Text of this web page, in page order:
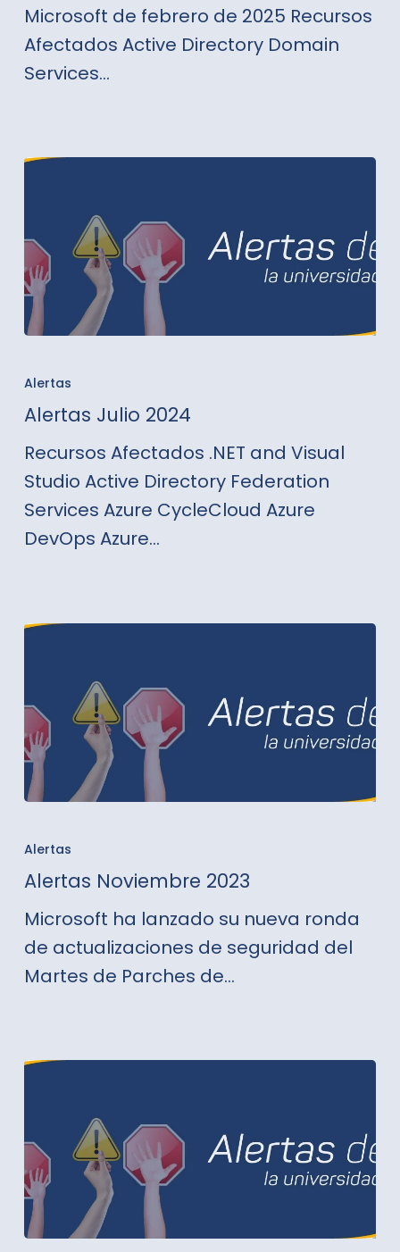
Microsoft de febrero de 2025 Recursos
Afectados Active Directory Domain
Services…
Julio
2024
Alertas
Alertas Julio 2024
Recursos Afectados .NET and Visual
Studio Active Directory Federation
Services Azure CycleCloud Azure
DevOps Azure…
Noviembre
2023
Alertas
Alertas Noviembre 2023
Microsoft ha lanzado su nueva ronda
de actualizaciones de seguridad del
Martes de Parches de…